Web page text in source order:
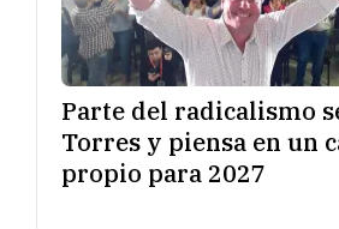
Parte del radicalismo
Torres y piensa en un
propio para 2027